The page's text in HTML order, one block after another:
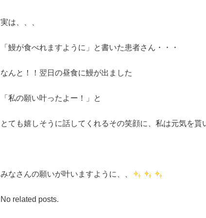
実は、、、
「鰻が食べれますように」と書いた患者さん・・・
なんと！！翌日の昼食に鰻が出ました
「私の願い叶ったよー！」と
とても嬉しそうに話してくれるその笑顔に、私は元気を貰
みなさんの願いが叶いますように、、
No related posts.